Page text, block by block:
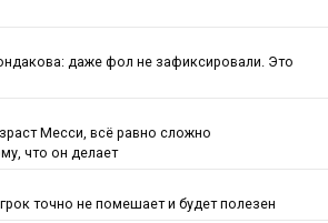
даже фол не зафиксировали. Это
Месси, всё равно сложно
что он делает
точно не помешает и будет полезен